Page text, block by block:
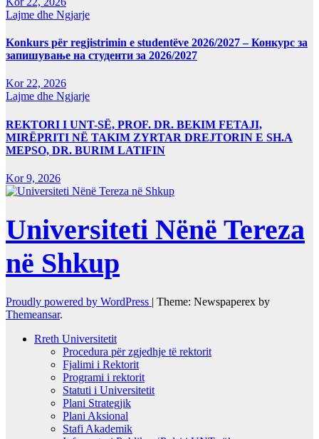
Lajme dhe Ngjarje
Konkurs për regjistrimin e studentëve 2026/2027 – Конкурс за
запишување на студенти за 2026/2027
Kor 22, 2026
Lajme dhe Ngjarje
REKTORI I UNT-SË, PROF. DR. BEKIM FETAJI,
MIRËPRITI NË TAKIM ZYRTAR DREJTORIN E SH.A
MEPSO, DR. BURIM LATIFIN
Kor 9, 2026
Universiteti Nënë Tereza
në Shkup
Proudly powered by WordPress | Theme: Newspaperex by
Themeansar.
Rreth Universitetit
Procedura për zgjedhje të rektorit
Fjalimi i Rektorit
Programi i rektorit
Statuti i Universitetit
Plani Strategjik
Plani Aksional
Stafi Akademik